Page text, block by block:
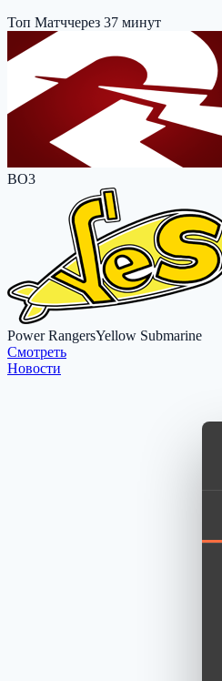
Топ Матччерез 37 минут
BO3
Power RangersYellow Submarine
Cмотреть
Новости